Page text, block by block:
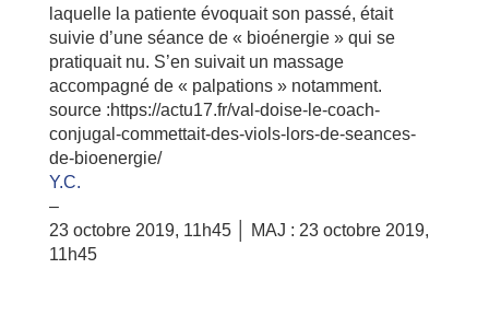
laquelle la patiente évoquait son passé, était
suivie d’une séance de « bioénergie » qui se
pratiquait nu. S’en suivait un massage
accompagné de « palpations » notamment.
source :https://actu17.fr/val-doise-le-coach-
conjugal-commettait-des-viols-lors-de-seances-
de-bioenergie/
Y.C.
–
23 octobre 2019, 11h45 │ MAJ : 23 octobre 2019,
11h45